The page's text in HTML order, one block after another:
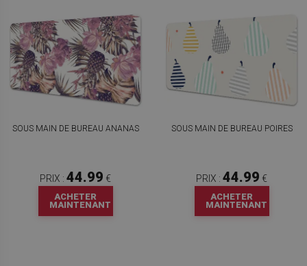
SOUS MAIN DE BUREAU ANANAS
PRIX : 44.99 €
ACHETER
MAINTENANT
SOUS MAIN DE BUREAU POIRES
PRIX : 44.99 €
ACHETER
MAINTENANT